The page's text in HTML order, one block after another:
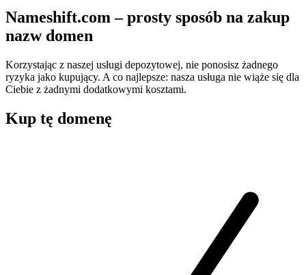
Nameshift.com – prosty sposób na zakup
nazw domen
Korzystając z naszej usługi depozytowej, nie ponosisz żadnego
ryzyka jako kupujący. A co najlepsze: nasza usługa nie wiąże się dla
Ciebie z żadnymi dodatkowymi kosztami.
Kup tę domenę